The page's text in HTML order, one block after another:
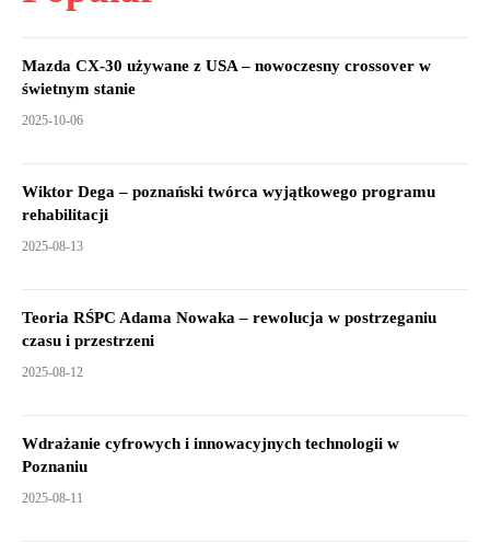
Mazda CX-30 używane z USA – nowoczesny crossover w
świetnym stanie
2025-10-06
Wiktor Dega – poznański twórca wyjątkowego programu
rehabilitacji
2025-08-13
Teoria RŚPC Adama Nowaka – rewolucja w postrzeganiu
czasu i przestrzeni
2025-08-12
Wdrażanie cyfrowych i innowacyjnych technologii w
Poznaniu
2025-08-11